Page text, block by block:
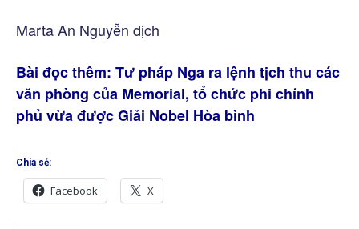
Marta An Nguyễn dịch
Bài đọc thêm: Tư pháp Nga ra lệnh tịch thu các
văn phòng của Memorial, tổ chức phi chính
phủ vừa được Giải Nobel Hòa bình
Chia sẻ:
Facebook X